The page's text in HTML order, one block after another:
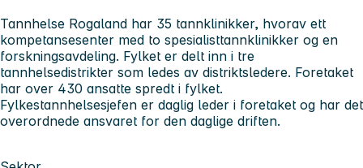
Tannhelse Rogaland har 35 tannklinikker, hvorav ett
kompetansesenter med to spesialisttannklinikker og en
forskningsavdeling. Fylket er delt inn i tre
tannhelsedistrikter som ledes av distriktsledere. Foretaket
har over 430 ansatte spredt i fylket.
Fylkestannhelsesjefen er daglig leder i foretaket og har det
overordnede ansvaret for den daglige driften.